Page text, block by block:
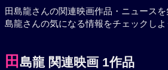
田島龍さんの関連映画作品・ニュース
島龍さんの気になる情報をチェックしよ
田 島龍 関連映画 1作品